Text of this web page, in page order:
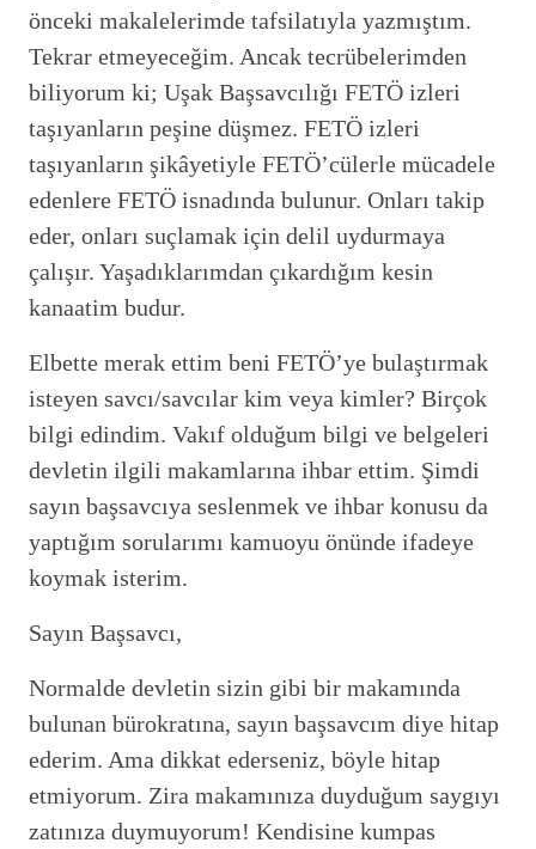
önceki makalelerimde tafsilatıyla yazmıştım.
Tekrar etmeyeceğim. Ancak tecrübelerimden
biliyorum ki; Uşak Başsavcılığı FETÖ izleri
taşıyanların peşine düşmez. FETÖ izleri
taşıyanların şikâyetiyle FETÖ’cülerle mücadele
edenlere FETÖ isnadında bulunur. Onları takip
eder, onları suçlamak için delil uydurmaya
çalışır. Yaşadıklarımdan çıkardığım kesin
kanaatim budur.
Elbette merak ettim beni FETÖ’ye bulaştırmak
isteyen savcı/savcılar kim veya kimler? Birçok
bilgi edindim. Vakıf olduğum bilgi ve belgeleri
devletin ilgili makamlarına ihbar ettim. Şimdi
sayın başsavcıya seslenmek ve ihbar konusu da
yaptığım sorularımı kamuoyu önünde ifadeye
koymak isterim.
Sayın Başsavcı,
Normalde devletin sizin gibi bir makamında
bulunan bürokratına, sayın başsavcım diye hitap
ederim. Ama dikkat ederseniz, böyle hitap
etmiyorum. Zira makamınıza duyduğum saygıyı
zatınıza duymuyorum! Kendisine kumpas